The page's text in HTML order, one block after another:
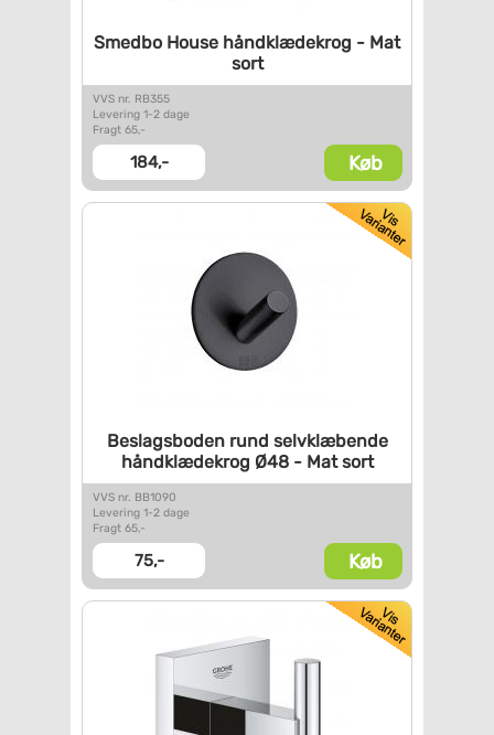
Smedbo House håndklædekrog - Mat
sort
VVS nr. RB355
Levering 1-2 dage
Fragt 65,-
184,- Køb
Beslagsboden rund selvklæbende
håndklædekrog Ø48 - Mat sort
VVS nr. BB1090
Levering 1-2 dage
Fragt 65,-
75,- Køb